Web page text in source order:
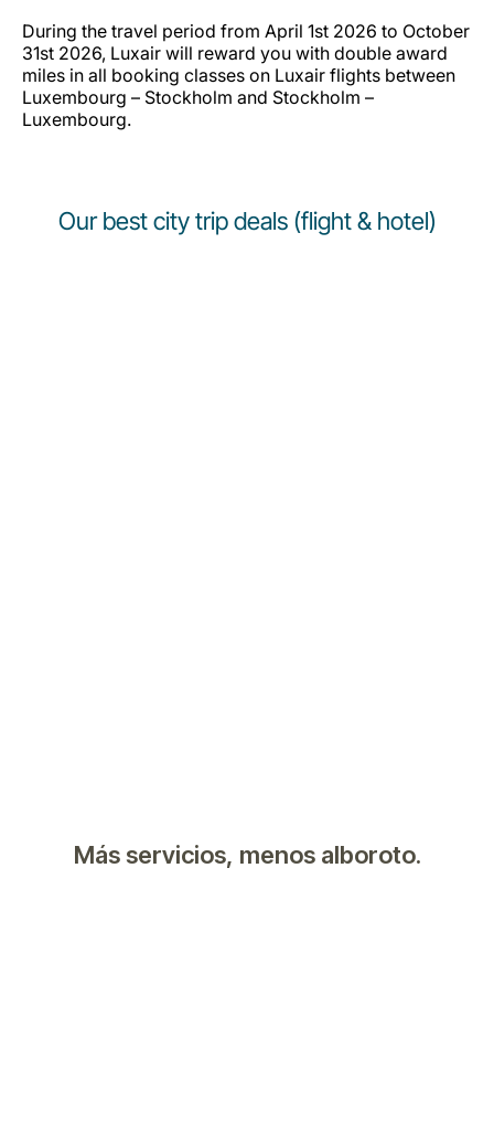
During the travel period from April 1st 2026 to October
31st 2026, Luxair will reward you with double award
miles in all booking classes on Luxair flights between
Luxembourg – Stockholm and Stockholm –
Luxembourg.
Our best city trip deals (flight & hotel)
Más servicios, menos alboroto.